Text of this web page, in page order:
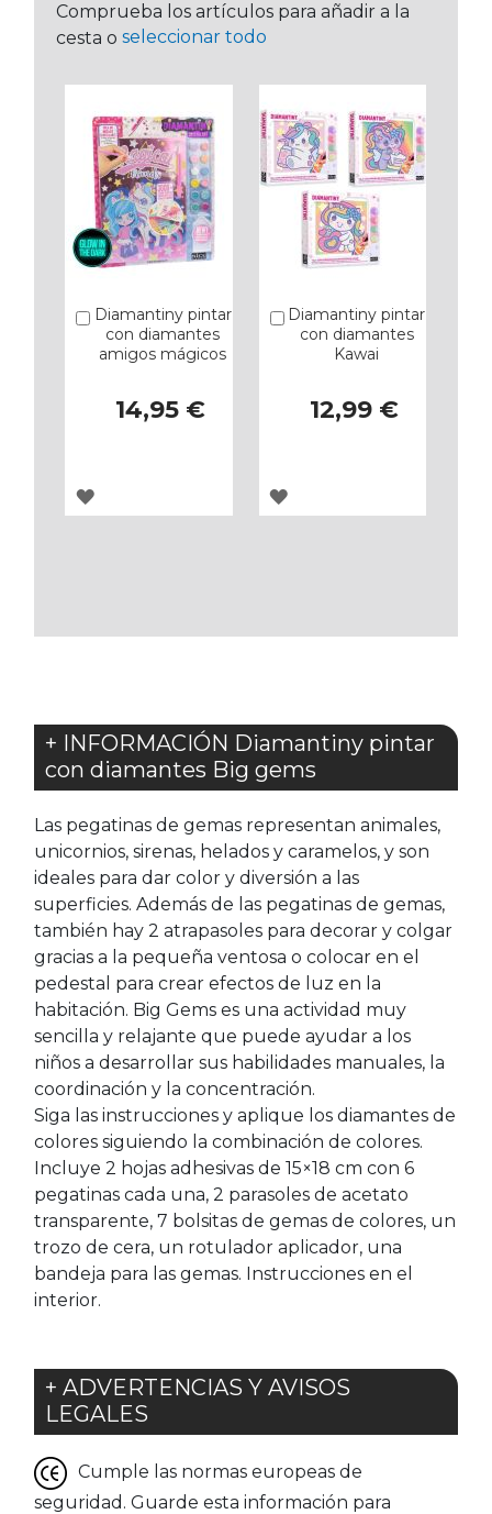
Comprueba los artículos para añadir a la
cesta o seleccionar todo
Diamantiny pintar
con diamantes
amigos mágicos
14,95 €
Añadir
AGREGAR
Diamantiny pintar
con diamantes
Kawai
12,99 €
Añadir
AGREGAR
+ INFORMACIÓN Diamantiny pintar
con diamantes Big gems
Las pegatinas de gemas representan animales,
unicornios, sirenas, helados y caramelos, y son
ideales para dar color y diversión a las
superficies. Además de las pegatinas de gemas,
también hay 2 atrapasoles para decorar y colgar
gracias a la pequeña ventosa o colocar en el
pedestal para crear efectos de luz en la
habitación. Big Gems es una actividad muy
sencilla y relajante que puede ayudar a los
niños a desarrollar sus habilidades manuales, la
coordinación y la concentración.
Siga las instrucciones y aplique los diamantes de
colores siguiendo la combinación de colores.
Incluye 2 hojas adhesivas de 15×18 cm con 6
pegatinas cada una, 2 parasoles de acetato
transparente, 7 bolsitas de gemas de colores, un
trozo de cera, un rotulador aplicador, una
bandeja para las gemas. Instrucciones en el
interior.
+ ADVERTENCIAS Y AVISOS
LEGALES
Cumple las normas europeas de
seguridad. Guarde esta información para